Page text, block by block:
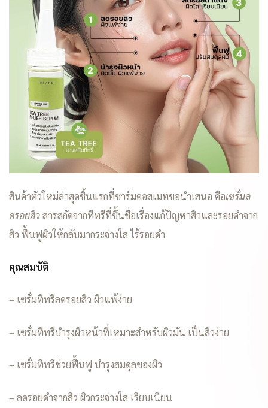
สินค้าตัวใหม่ล่าสุดชิ้นแรกที่ชาร์มคอสเมทขอนำเสนอ คือเซรั่มล
ดรอยสิวสารสกัดจากทีทรีที่ขึ้นชื่อเรื่องแก้ปัญหาสิวและรอยดำจาก
สิว ฟื้นฟูผิวให้กลับมากระจ่างใส ไร้รอยดำ
คุณสมบัติ
– เซรั่มทีทรีลดรอยสิว ผิวแพ้ง่าย
– เซรั่มทีทรีบำรุงผิวหน้าที่เหมาะสำหรับผิวมัน เป็นสิวง่าย
– เซรั่มทีทรีช่วยฟื้นฟู บำรุงสมดุลของผิว
– ลดรอยดำจากสิว ผิวกระจ่างใส เรียบเนียน